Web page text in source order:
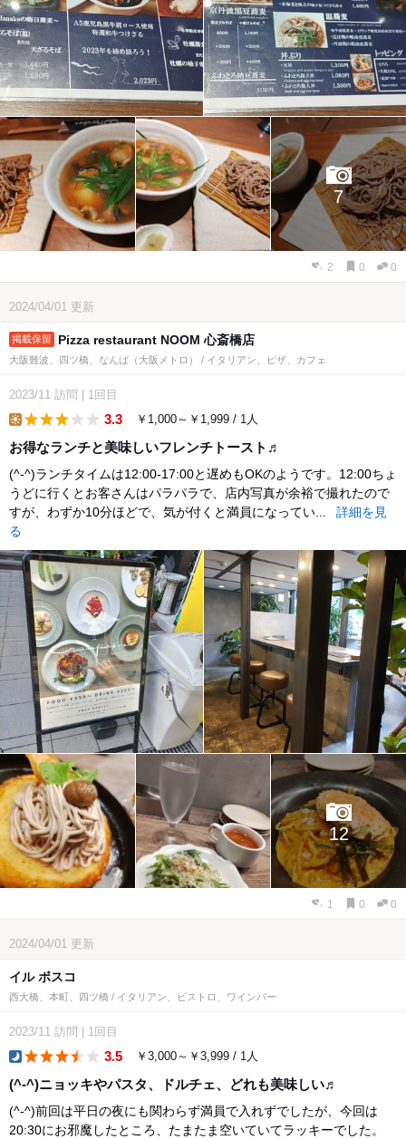
7
2 0 0
2024/04/01 更新
Pizza restaurant NOOM 心斎橋店
大阪難波、四ツ橋、なんば（大阪メトロ） / イタリアン、ピザ、カフェ
2023/11 訪問 1回目
3.3 ￥1,000～￥1,999 / 1人
お得なランチと美味しいフレンチトースト♬
(^-^)ランチタイムは12:00-17:00と遅めもOKのようです。12:00ちょ
うどに行くとお客さんはパラパラで、店内写真が余裕で撮れたので
すが、わずか10分ほどで、気が付くと満員になってい...
詳細を見
る
12
1 0 0
2024/04/01 更新
イル ボスコ
西大橋、本町、四ツ橋 / イタリアン、ビストロ、ワインバー
2023/11 訪問 1回目
3.5 ￥3,000～￥3,999 / 1人
(^-^)ニョッキやパスタ、ドルチェ、どれも美味しい♬
(^-^)前回は平日の夜にも関わらず満員で入れずでしたが、今回は
20:30にお邪魔したところ、たまたま空いていてラッキーでした。